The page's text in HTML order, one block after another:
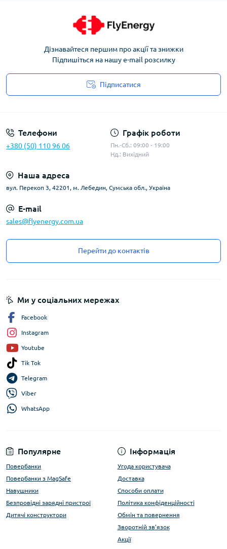
Дізнавайтеся першим про акції та знижки
Підпишіться на нашу e-mail розсилку
Підписатися
Телефони
+380 (50) 110 96 06
Графік роботи
Пн.-Сб.: 09:00 - 19:00
Нд.: Вихідний
Наша адреса
вул. Перекоп 3, 42201, м. Лебедин, Сумська обл., Україна
E-mail
sales@flyenergy.com.ua
Перейти до контактів
Популярне
Повербанки
Повербанки з MagSafe
Навушники
Безпровідні зарядні пристрої
Дитячі конструктори
Інформація
Угода користувача
Доставка
Способи оплати
Політика конфіденційності
Обмін та повернення
Зворотній зв'язок
Акції
Ми у соціальних мережах
Facebook
Instagram
Youtube
Tik Tok
Telegram
Viber
WhatsApp